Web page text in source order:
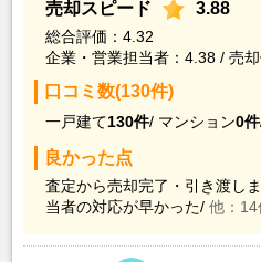
売却スピード
3.88
総合評価：4.32
企業・営業担当者：4.38 / 売
口コミ数(130件)
一戸建て130件/ マンション0件
良かった点
査定から売却完了・引き渡し
当者の対応が早かった/ 他：14